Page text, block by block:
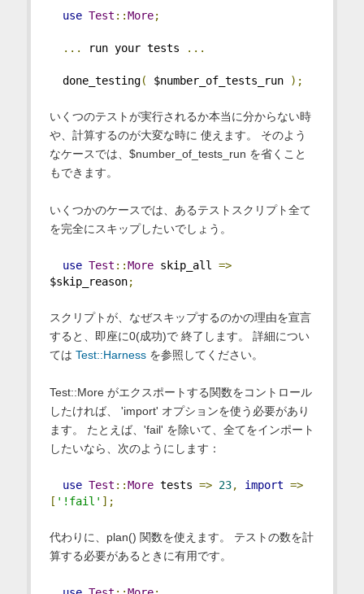
use Test ::More;
... run your tests ...
done_testing( $number_of_tests_run );
いくつのテストが実行されるか本当に分からない時
や、計算するのが大変な時に 使えます。 そのよう
なケースでは、$number_of_tests_run を省くこと
もできます。
いくつかのケースでは、あるテストスクリプト全て
を完全にスキップしたいでしょう。
use Test ::More skip_all =>
$skip_reason;
スクリプトが、なぜスキップするのかの理由を宣言
すると、即座に0(成功)で 終了します。 詳細につい
ては Test::Harnessを参照してください。
Test::More がエクスポートする関数をコントロール
したければ、 'import' オプションを使う必要があり
ます。 たとえば、'fail' を除いて、全てをインポート
したいなら、次のようにします：
use Test ::More tests => 23, import =>
[ '!fail' ];
代わりに、plan() 関数を使えます。 テストの数を計
算する必要があるときに有用です。